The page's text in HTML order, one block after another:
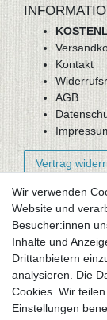
Kontakt
AGB
Vertrag
FAQ /
Mein
Mein
Mein Konto
UNSER
Wir verwenden
Website und
Besucher:innen
Inhalte und
Drittanbietern
analysieren. Die
Cookies. Wir
Einstellungen